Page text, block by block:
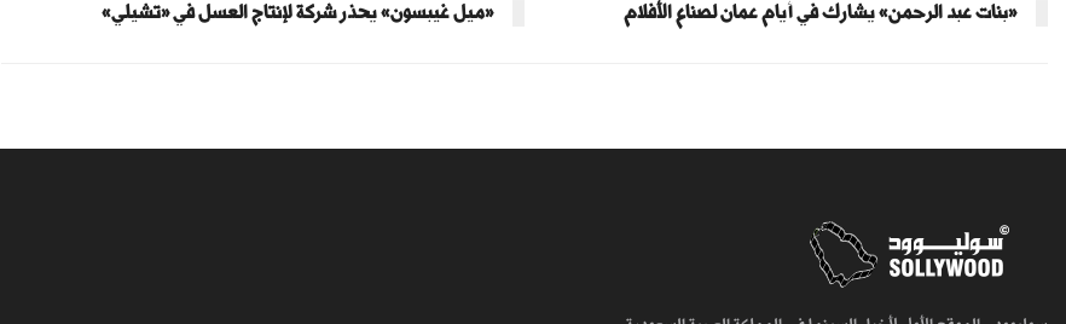
«بنات عبد الرحمن» يشارك في أيام عمان لصناع الأفلام «ميل غيبسون» يحذر شركة لإنتاج العسل في «تشيلي»